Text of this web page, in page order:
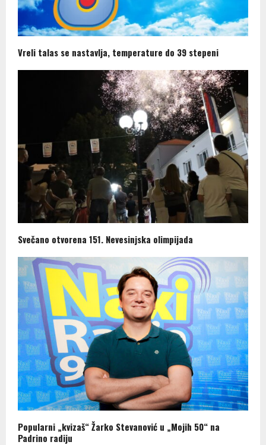
Vreli talas se nastavlja, temperature do 39 stepeni
Svečano otvorena 151. Nevesinjska olimpijada
Popularni „kvizaš“ Žarko Stevanović u „Mojih 50“ na
Padrino radiju